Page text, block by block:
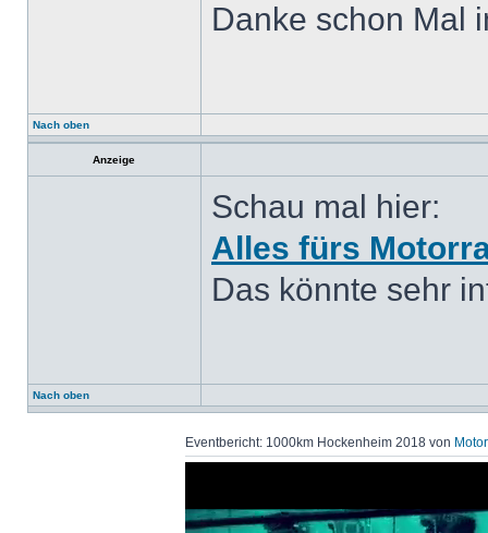
Danke schon Mal
Nach oben
Anzeige
Schau mal hier:
Alles fürs
Das könnte sehr
Nach oben
Eventbericht: 1000km Hockenheim 2018 von